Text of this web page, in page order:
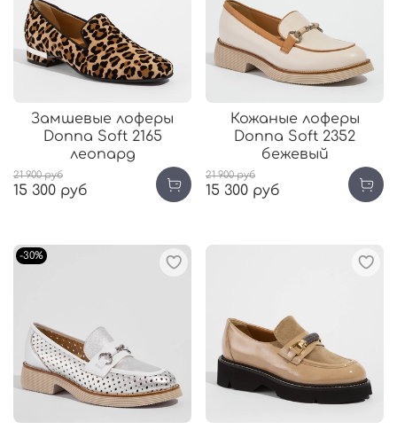
Замшевые лоферы
Donna Soft 2165
леопард
21 900 руб
15 300 руб
Кожаные лоферы
Donna Soft 2352
бежевый
21 900 руб
15 300 руб
-30%